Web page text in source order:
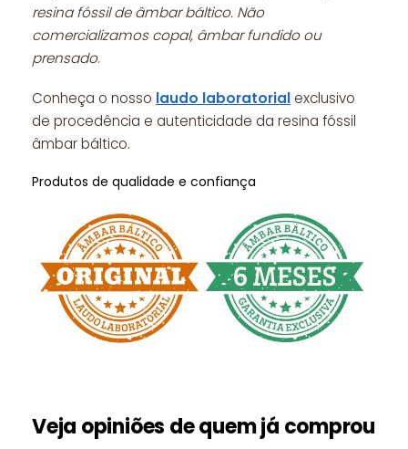
resina fóssil de âmbar báltico. Não
comercializamos copal, âmbar fundido ou
prensado.
Conheça o nosso laudo laboratorial exclusivo
de procedência e autenticidade da resina fóssil
âmbar báltico.
Produtos de qualidade e confiança
Veja opiniões de quem já comprou